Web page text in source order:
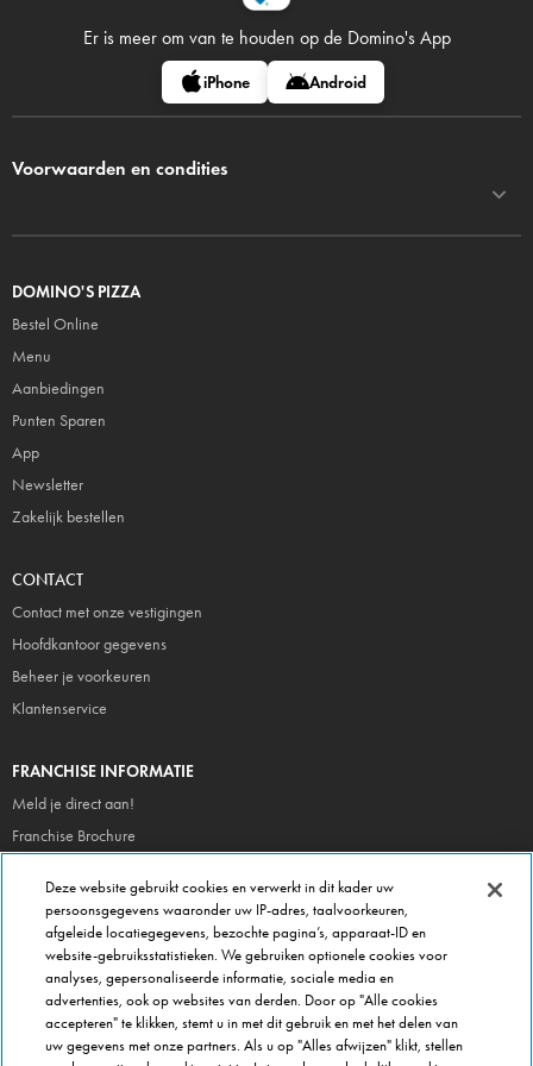
Er is meer om van te houden op de Domino's App
iPhone Android
Voorwaarden en condities
DOMINO'S PIZZA
Bestel Online
Menu
Aanbiedingen
Punten Sparen
App
Newsletter
Zakelijk bestellen
CONTACT
Contact met onze vestigingen
Hoofdkantoor gegevens
Beheer je voorkeuren
Klantenservice
FRANCHISE INFORMATIE
Meld je direct aan!
Franchise Brochure
OVER DOMINOS
Newsroom
Werken bij Domino's
Care Team (voor medewerkers)
Scam waarschuwing
Deze website gebruikt cookies en verwerkt in dit kader uw
persoonsgegevens waaronder uw IP-adres, taalvoorkeuren,
afgeleide locatiegegevens, bezochte pagina’s, apparaat-ID en
website-gebruiksstatistieken. We gebruiken optionele cookies voor
analyses, gepersonaliseerde informatie, sociale media en
advertenties, ook op websites van derden. Door op "Alle cookies
accepteren" te klikken, stemt u in met dit gebruik en met het delen van
uw gegevens met onze partners. Als u op "Alles afwijzen" klikt, stellen